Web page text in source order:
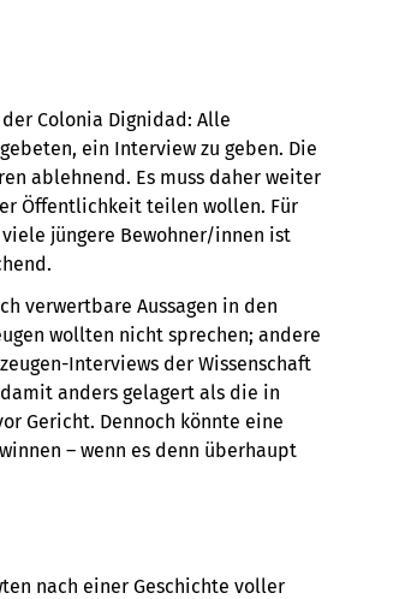
Colonia Dignidad: Alle
ein Interview zu geben. Die
ablehnend. Es muss daher weiter
Öffentlichkeit teilen wollen. Für
jüngere Bewohner/innen ist
verwertbare Aussagen in den
wollten nicht sprechen; andere
Interviews der Wissenschaft
anders gelagert als die in
Gericht. Dennoch könnte eine
– wenn es denn überhaupt
nach einer Geschichte voller